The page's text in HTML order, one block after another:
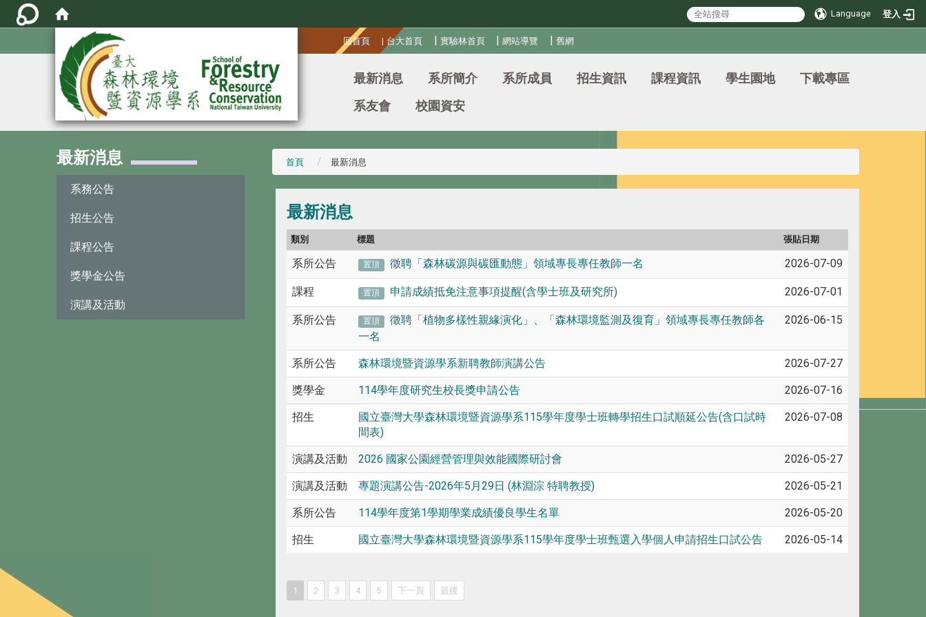
Language 登入
回首頁 | 台大首頁 | 實驗林首頁 |網站導覽 |舊網
最新消息 系所簡介 系所成員 招生資訊 課程資訊 學生園地
下載專區
系友會
校園資安
最新消息
系務公告
招生公告
課程公告
獎學金公告
演講及活動
首頁 最新消息
最新消息
類別 標題 張貼日期
系所公告 置頂 徵聘「森林碳源與碳匯動態」領域專長專任教師一名 2026-07-09
課程 置頂 申請成績抵免注意事項提醒(含學士班及研究所) 2026-07-01
系所公告 置頂
徵聘「植物多樣性親緣演化」、「森林環境監測及復育」領域專長專任教師各
一名
2026-06-15
系所公告 森林環境暨資源學系新聘教師演講公告 2026-07-27
獎學金 114學年度研究生校長獎申請公告 2026-07-16
招生
國立臺灣大學森林環境暨資源學系115學年度學士班轉學招生口試順延公告(含口試時
間表)
2026-07-08
演講及活動 2026 國家公園經營管理與效能國際研討會 2026-05-27
演講及活動 專題演講公告-2026年5月29日 (林淵淙 特聘教授) 2026-05-21
系所公告 114學年度第1學期學業成績優良學生名單 2026-05-20
招生 國立臺灣大學森林環境暨資源學系115學年度學士班甄選入學個人申請招生口試公告 2026-05-14
1 2 3 4 5 下一頁 最後